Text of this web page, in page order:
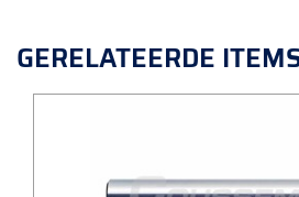
GERELATEERDE